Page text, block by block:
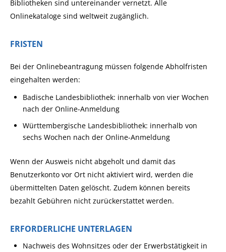
Bibliotheken sind untereinander vernetzt. Alle
Onlinekataloge sind weltweit zugänglich.
FRISTEN
Bei der Onlinebeantragung müssen folgende Abholfristen
eingehalten werden:
Badische Landesbibliothek: innerhalb von vier Wochen
nach der Online-Anmeldung
Württembergische Landesbibliothek: innerhalb von
sechs Wochen nach der Online-Anmeldung
Wenn der Ausweis nicht abgeholt und damit das
Benutzerkonto vor Ort nicht aktiviert wird, werden die
übermittelten Daten gelöscht. Zudem können bereits
bezahlt Gebühren nicht zurückerstattet werden.
ERFORDERLICHE UNTERLAGEN
Nachweis des Wohnsitzes oder der Erwerbstätigkeit in